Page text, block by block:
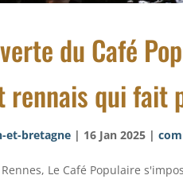
du Café
rennais qui fait
et-bretagne| 16 Jan 2025|
Le Café Populaire